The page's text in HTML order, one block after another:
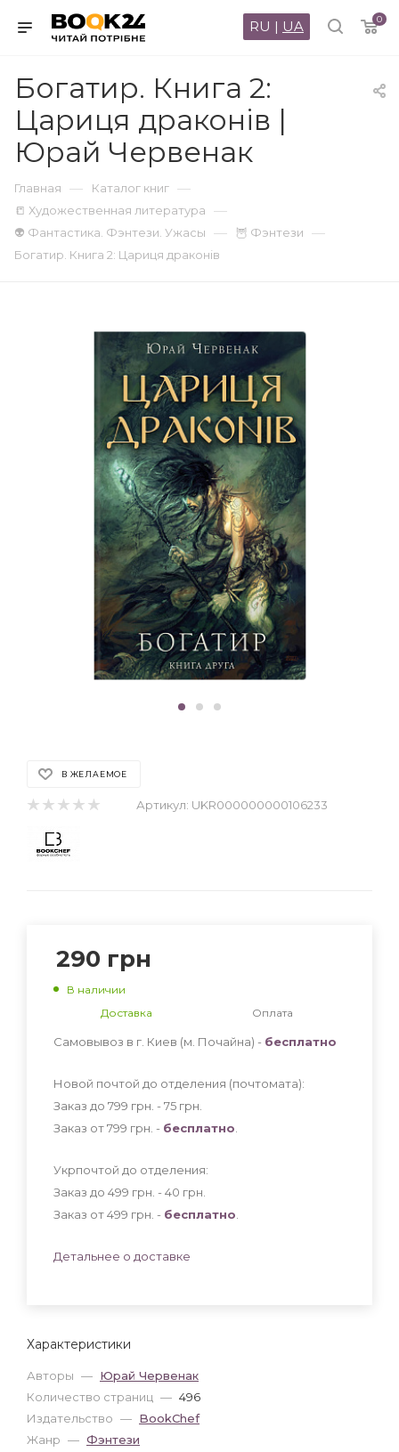
0
RU | UA
Богатир. Книга 2:
Цариця драконів |
Юрай Червенак
Главная — Каталог книг —
📒 Художественная литература —
👽 Фантастика. Фэнтези. Ужасы — 🦉 Фэнтези —
Богатир. Книга 2: Цариця драконів
В ЖЕЛАЕМОЕ
Артикул: UKR000000000106233
Характеристики
Авторы — Юрай Червенак
Количество страниц — 496
Издательство — BookChef
Жанр — Фэнтези
290 грн
В наличии
Доставка
Оплата
Самовывоз в г. Киев (м. Почайна) - бесплатно
Новой почтой до отделения (почтомата):
Заказ до 799 грн. - 75 грн
Заказ от 799 грн. - бесплатно
Укрпочтой до отделения:
Заказ до 499 грн. - 40 грн
Заказ от 499 грн. - бесплатно
Детальнее о доставке